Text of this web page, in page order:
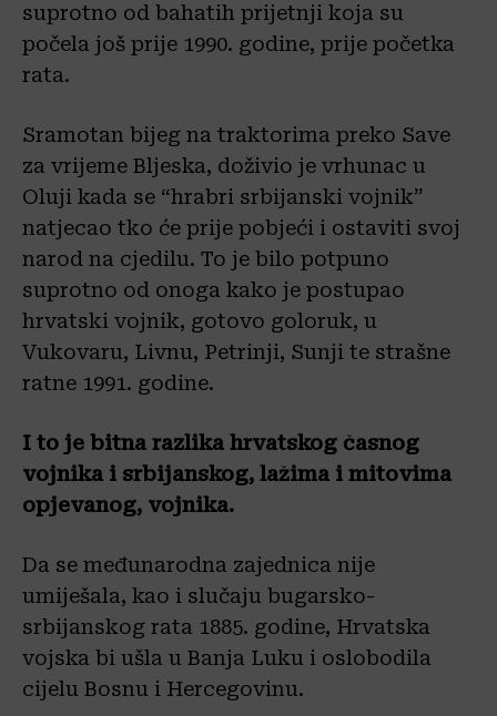
suprotno od bahatih prijetnji koja su
počela još prije 1990. godine, prije početka
rata.
Sramotan bijeg na traktorima preko Save
za vrijeme Bljeska, doživio je vrhunac u
Oluji kada se “hrabri srbijanski vojnik”
natjecao tko će prije pobjeći i ostaviti svoj
narod na cjedilu. To je bilo potpuno
suprotno od onoga kako je postupao
hrvatski vojnik, gotovo goloruk, u
Vukovaru, Livnu, Petrinji, Sunji te strašne
ratne 1991. godine.
I to je bitna razlika hrvatskog časnog
vojnika i srbijanskog, lažima i mitovima
opjevanog, vojnika.
Da se međunarodna zajednica nije
umiješala, kao i slučaju bugarsko-
srbijanskog rata 1885. godine, Hrvatska
vojska bi ušla u Banja Luku i oslobodila
cijelu Bosnu i Hercegovinu.